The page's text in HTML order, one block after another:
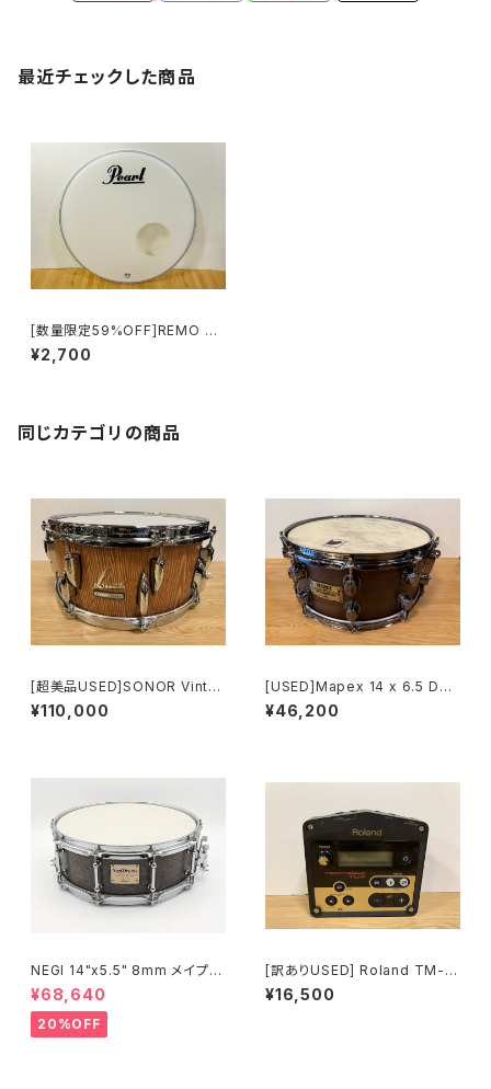
最近チェックした商品
[数量限定59%OFF]REMO 2
0"バスドラム フロントヘッド パ
ワーストローク3 コーテッド AU
¥2,700
同じカテゴリの商品
[超美品USED]SONOR Vinta
ge Series Snare Drum 14"×
6.5" VT-1465SDW #VN Vint
¥110,000
[USED]Mapex 14 x 6.5 Dee
p Forest Walnut WTS465
0WN
¥46,200
NEGI 14"x5.5" 8mm メイプル
MU1455P-S2DB
¥68,640
20%OFF
[訳ありUSED] Roland TM-2
Trigger Module
¥16,500